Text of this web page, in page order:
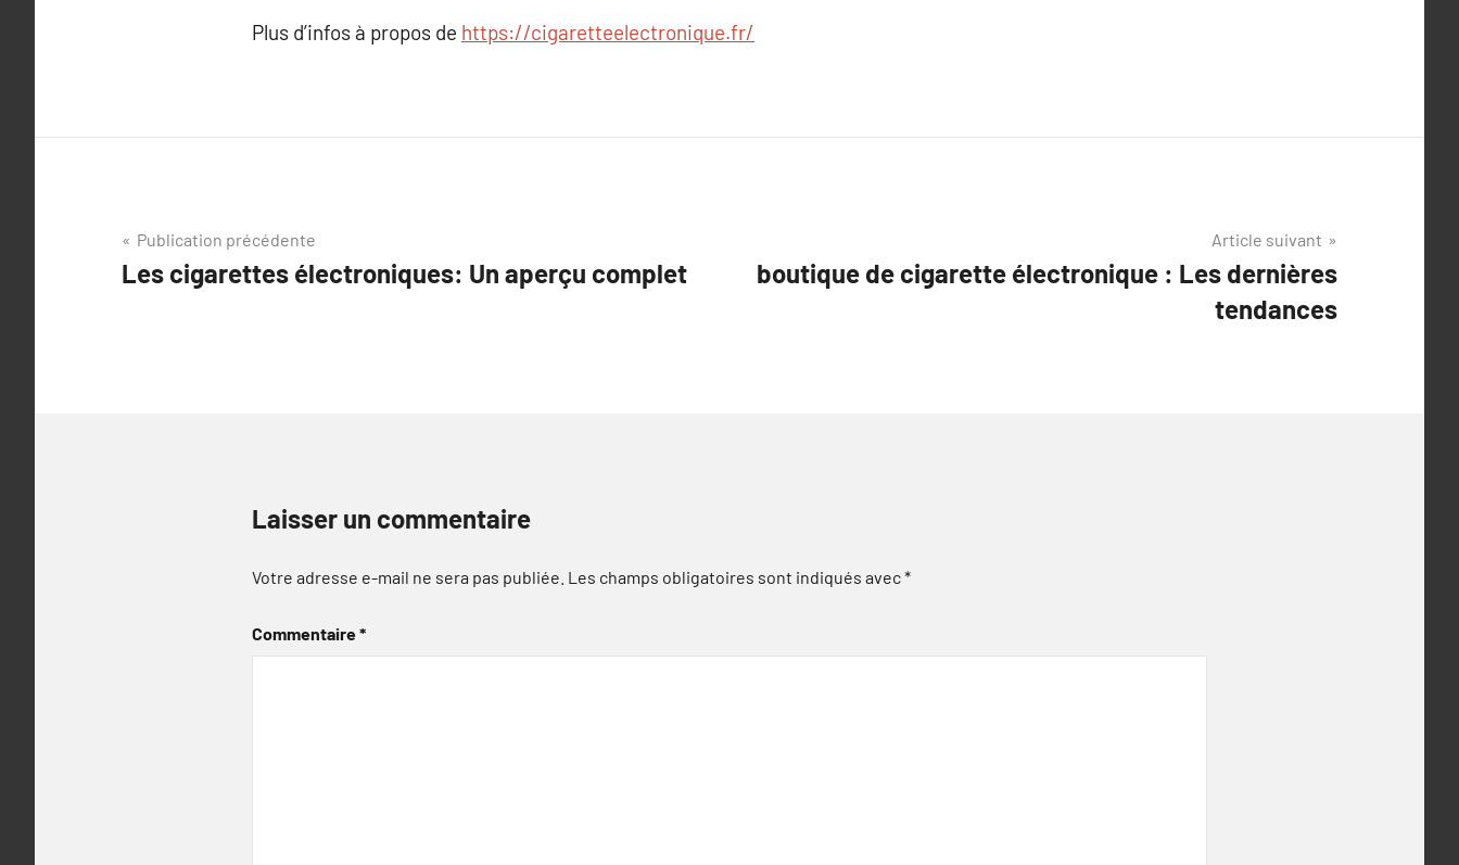
Plus d’infos à propos de https://cigaretteelectronique.fr/
Navigation
de
Publication précédente
Les cigarettes électroniques: Un aperçu complet
Article suivant
boutique de cigarette électronique : Les dernières
tendances
Laisser un commentaire
Votre adresse e-mail ne sera pas publiée. Les champs obligatoires sont indiqués avec*
Commentaire*